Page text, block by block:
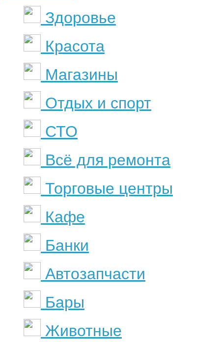
Здоровье
Красота
Магазины
Отдых и спорт
СТО
Всё для ремонта
Торговые центры
Кафе
Банки
Автозапчасти
Бары
Животные